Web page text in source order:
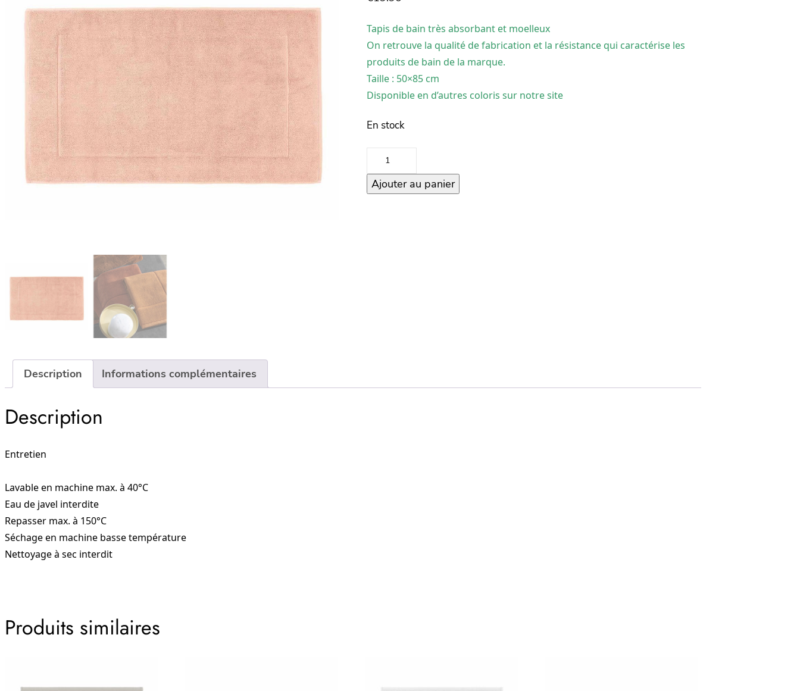
Tapis de bain très absorbant et moelleux
On retrouve la qualité de fabrication et la résistance qui caractérise les
produits de bain de la marque.
Taille : 50×85 cm
Disponible en d’autres coloris sur notre site
En stock
quantité
Tapis
Ajouter au panier
Description Informations complémentaires
Description
Entretien
Lavable en machine max. à 40°C
Eau de javel interdite
Repasser max. à 150°C
Séchage en machine basse température
Nettoyage à sec interdit
Produits similaires